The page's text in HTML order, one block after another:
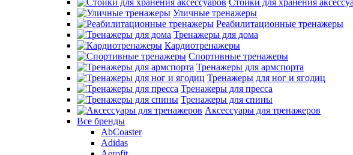
Стойки для хранения
Уличные тренажеры
Реабилитационные тренажеры
Тренажеры для дома
Кардиотренажеры
Спортивные тренажеры
Тренажеры для армспорта
Тренажеры для ног и ягодиц
Тренажеры для пресса
Тренажеры для спины
Аксессуары для тренажеров
Все бренды
AbCoaster
Adidas